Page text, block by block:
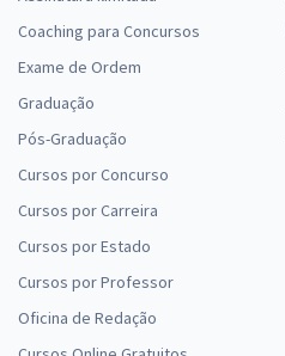
Coaching para Concursos
Exame de Ordem
Graduação
Pós-Graduação
Cursos por Concurso
Cursos por Carreira
Cursos por Estado
Cursos por Professor
Oficina de Redação